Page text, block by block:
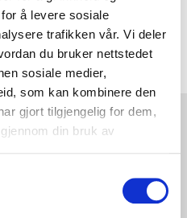
å levere sosiale
trafikken vår. Vi deler
du bruker nettstedet
sosiale medier,
som kan kombinere den
gjort tilgjengelig for dem,
din bruk av